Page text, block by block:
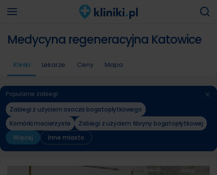
Medycyna regeneracyjna Katowice
Kliniki Lekarze Ceny Mapa
Popularne zabiegi:
Zabiegi z użyciem osocza bogatopłytkowego
Komórki macierzyste
Zabiegi z użyciem fibryny bogatopłytkowej
Więcej
Inne miasto